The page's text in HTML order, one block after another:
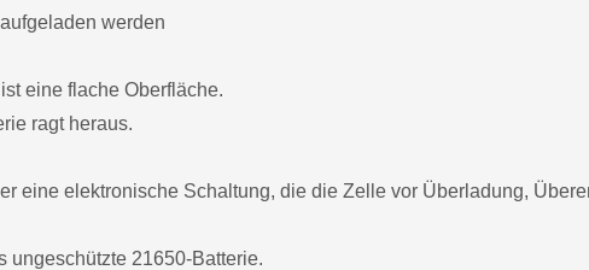
werden
eine flache Oberfläche.
ragt heraus.
eine elektronische Schaltung, die die Zelle vor Überladung,
ungeschützte 21650-Batterie.